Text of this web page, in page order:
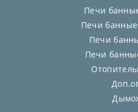
Печи
Печи
Печи
Печи